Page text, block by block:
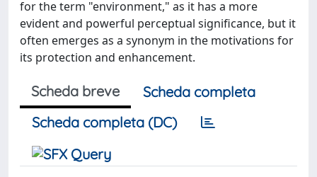
for the term "environment," as it has a more
evident and powerful perceptual significance, but it
often emerges as a synonym in the motivations for
its protection and enhancement.
Scheda breve
Scheda completa
Scheda completa (DC)